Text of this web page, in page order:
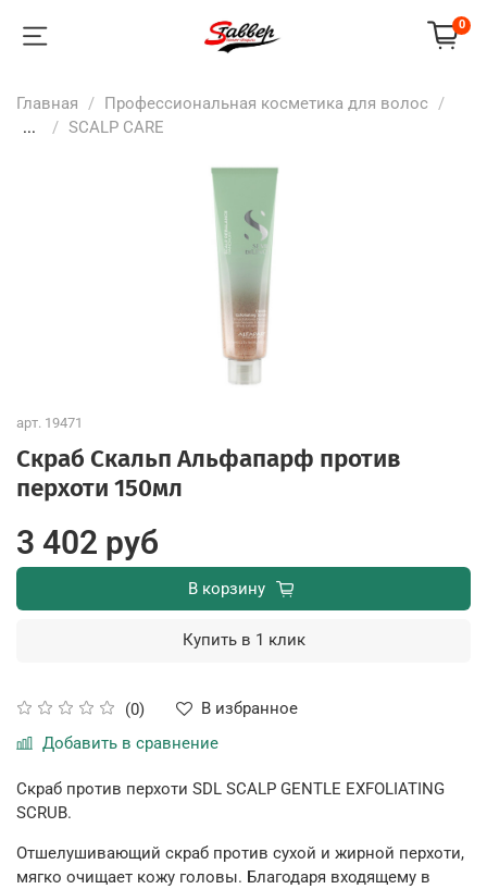
0
Главная
Профессиональная косметика для волос
...
SCALP CARE
арт. 19471
Скраб Скальп Альфапарф против
перхоти 150мл
(0)
В избранное
Добавить в сравнение
3 402 руб
В корзину
Купить в 1 клик
Скраб против перхоти SDL SCALP GENTLE EXFOLIATING
SCRUB.
Отшелушивающий скраб против сухой и жирной перхоти,
мягко очищает кожу головы. Благодаря входящему в